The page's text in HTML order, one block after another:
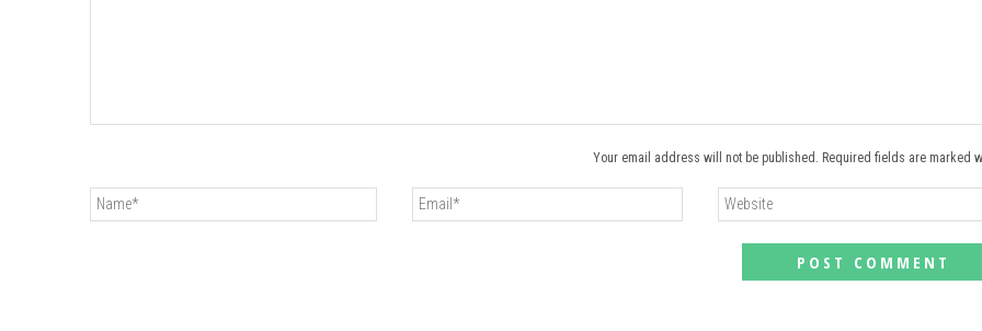
Your email address will not be published. Required fields are marked